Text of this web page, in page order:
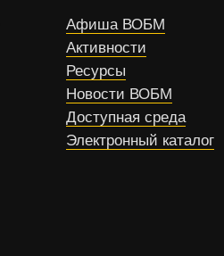
Афиша ВОБМ
Активности
Ресурсы
Новости ВОБМ
Доступная среда
Электронный каталог